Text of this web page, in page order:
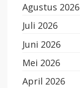
Agustus 2026
Juli 2026
Juni 2026
Mei 2026
April 2026